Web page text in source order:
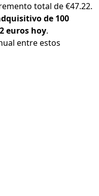
total de €47.22.
de 100
euros hoy.
entre estos